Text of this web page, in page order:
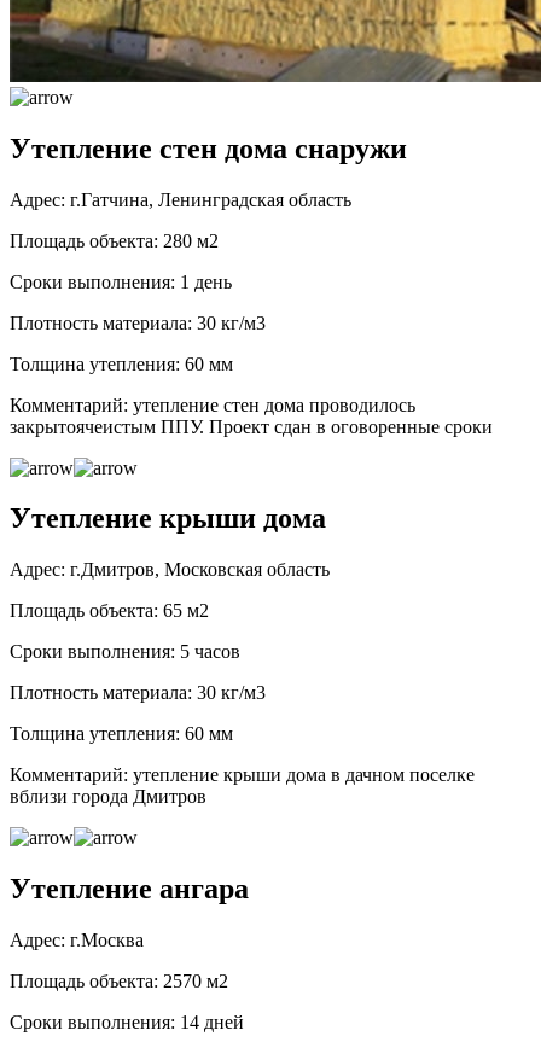
Утепление стен дома снаружи
Адрес: г.Гатчина, Ленинградская область
Площадь объекта: 280 м2
Сроки выполнения: 1 день
Плотность материала: 30 кг/м3
Толщина утепления: 60 мм
Комментарий: утепление стен дома проводилось
закрытоячеистым ППУ. Проект сдан в оговоренные сроки
Утепление крыши дома
Адрес: г.Дмитров, Московская область
Площадь объекта: 65 м2
Сроки выполнения: 5 часов
Плотность материала: 30 кг/м3
Толщина утепления: 60 мм
Комментарий: утепление крыши дома в дачном поселке
вблизи города Дмитров
Утепление ангара
Адрес: г.Москва
Площадь объекта: 2570 м2
Сроки выполнения: 14 дней